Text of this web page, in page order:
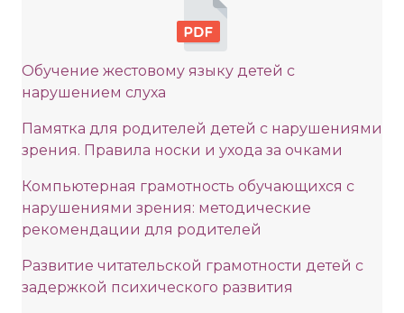
Обучение жестовому языку детей с
нарушением слуха
Памятка для родителей детей с нарушениями
зрения. Правила носки и ухода за очками
Компьютерная грамотность обучающихся с
нарушениями зрения: методические
рекомендации для родителей
Развитие читательской грамотности детей с
задержкой психического развития